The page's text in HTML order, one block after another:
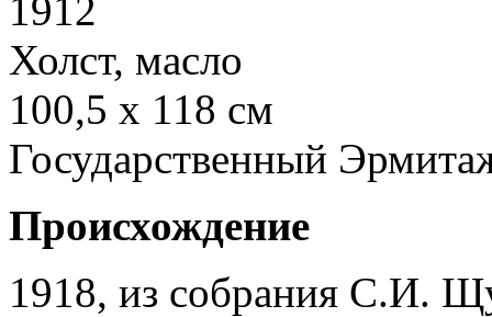
1912
Холст, масло
100,5 х 118 см
Государственный
Происхождение
1918, из собрания С.И.